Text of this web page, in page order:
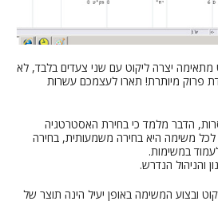
מתאימה יצרה ליקוט עם שני צעדים בלבד, לא
פרוק מיותרת! תארו לעצמכם עשרות
הדבר מלמד כי בחירת האסטרטגיה
לכל משימה היא בחירה משמעותית, בחירה
במשימות.
והניהול הנדרש.
ובצוע המשימה באופן יעיל הינה תוצר של